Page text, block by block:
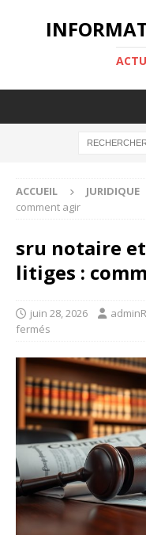
ACCUEIL JURIDIQUE
comment agir
sru notaire
litiges :
juin 28, 2026
fermés